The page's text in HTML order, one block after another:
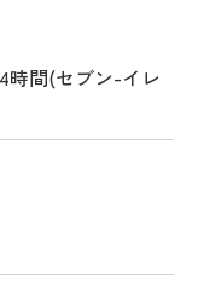
時間(セブン-イレ